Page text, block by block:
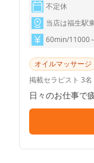
不定休
当店は福生駅
60min/11000
オイルマッサージ
掲載セラピスト 3名
日々のお仕事で疲